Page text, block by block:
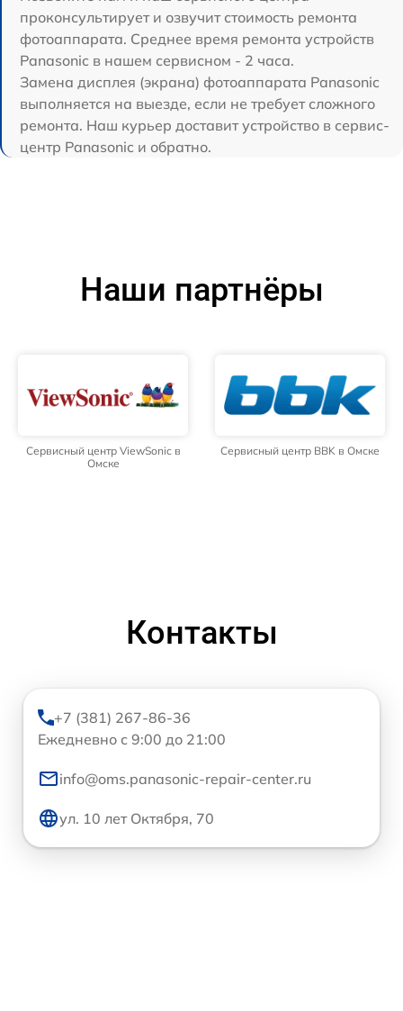
проконсультирует и озвучит стоимость ремонта
фотоаппарата. Среднее время ремонта устройств
Panasonic в нашем сервисном - 2 часа.
Замена дисплея (экрана) фотоаппарата Panasonic
выполняется на выезде, если не требует сложного
ремонта. Наш курьер доставит устройство в сервис-
центр Panasonic и обратно.
Наши партнёры
Сервисный центр ViewSonic в
Омске
Сервисный центр BBK в Омске
Контакты
+7 (381) 267-86-36
Ежедневно с 9:00 до 21:00
info@oms.panasonic-repair-center.ru
ул. 10 лет Октября, 70